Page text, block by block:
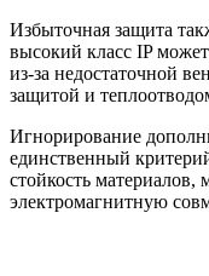
Избыточная защита
высокий класс IP
из-за недостаточной
защитой и
Игнорирование
единственный
стойкость материалов,
электромагнитную